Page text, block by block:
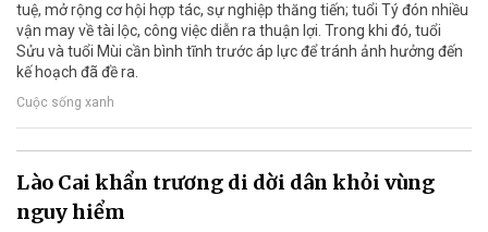
tuệ, mở rộng cơ hội hợp tác, sự nghiệp thăng tiến; tuổi Tý đón nhiều
vận may về tài lộc, công việc diễn ra thuận lợi. Trong khi đó, tuổi
Sửu và tuổi Mùi cần bình tĩnh trước áp lực để tránh ảnh hưởng đến
kế hoạch đã đề ra.
Cuộc sống xanh
Lào Cai khẩn trương di dời dân khỏi vùng
nguy hiểm